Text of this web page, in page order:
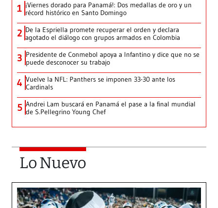
1 ¡Viernes dorado para Panamá!: Dos medallas de oro y un
récord histórico en Santo Domingo
2 De la Espriella promete recuperar el orden y declara
agotado el diálogo con grupos armados en Colombia
3 Presidente de Conmebol apoya a Infantino y dice que no se
puede desconocer su trabajo
4 Vuelve la NFL: Panthers se imponen 33-30 ante los
Cardinals
5 Andrei Lam buscará en Panamá el pase a la final mundial
de S.Pellegrino Young Chef
Lo Nuevo